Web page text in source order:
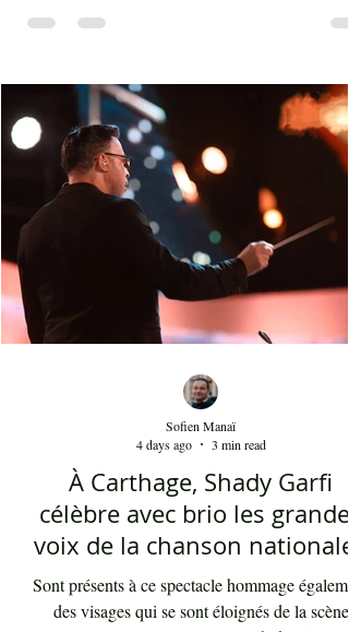
première ligne jouent avec des costumes qui
planches du festival de Carthage. Dans les
gradins, dans un temps d'été très humide, les
présents sont le plus souvent des
qui sont venus se rappeler des années 80 et
90 où la culture italienne dominait le paysage
télévisuel tunisien. Conduit par l'énergique
d'orch
À Carthage, Shady Garfi
célèbre avec brio les grandes
voix de la chanson nationale
Sofien Manaï
4 days ago
3 min read